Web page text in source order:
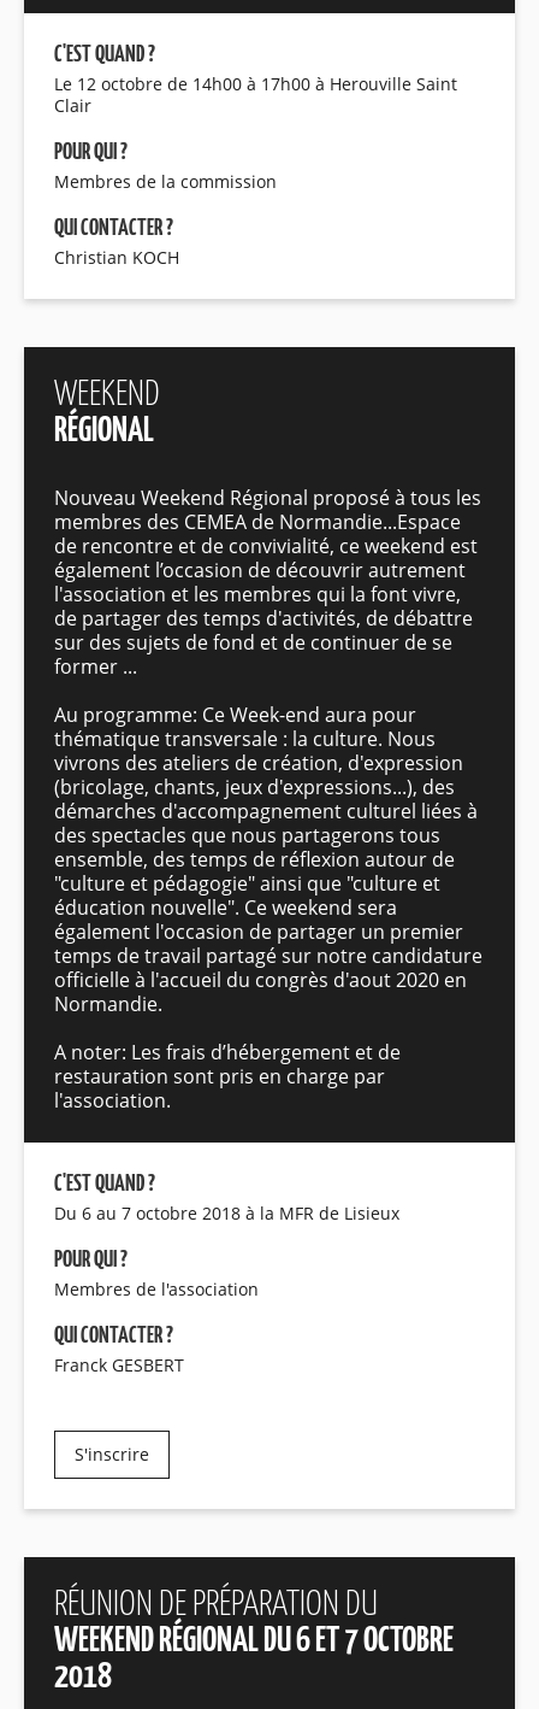
C'EST QUAND ?
Le 12 octobre de 14h00 à 17h00 à Herouville Saint
Clair
POUR QUI ?
Membres de la commission
QUI CONTACTER ?
Christian KOCH
WEEKEND
RÉGIONAL
Nouveau Weekend Régional proposé à tous les
membres des CEMEA de Normandie...Espace
de rencontre et de convivialité, ce weekend est
également l’occasion de découvrir autrement
l'association et les membres qui la font vivre,
de partager des temps d'activités, de débattre
sur des sujets de fond et de continuer de se
former ...
Au programme: Ce Week-end aura pour
thématique transversale : la culture. Nous
vivrons des ateliers de création, d'expression
(bricolage, chants, jeux d'expressions...), des
démarches d'accompagnement culturel liées à
des spectacles que nous partagerons tous
ensemble, des temps de réflexion autour de
"culture et pédagogie" ainsi que "culture et
éducation nouvelle". Ce weekend sera
également l'occasion de partager un premier
temps de travail partagé sur notre candidature
officielle à l'accueil du congrès d'aout 2020 en
Normandie.
A noter: Les frais d’hébergement et de
restauration sont pris en charge par
l'association.
C'EST QUAND ?
Du 6 au 7 octobre 2018 à la MFR de Lisieux
POUR QUI ?
Membres de l'association
QUI CONTACTER ?
Franck GESBERT
S'inscrire
RÉUNION DE PRÉPARATION DU
WEEKEND RÉGIONAL DU 6 ET 7 OCTOBRE
2018